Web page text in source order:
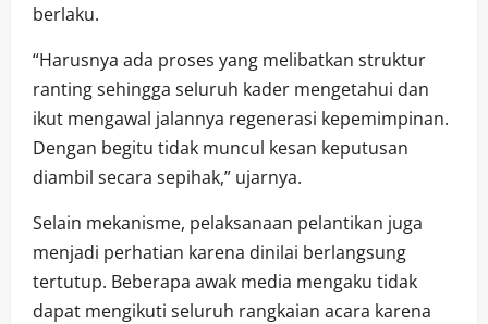
berlaku.
“Harusnya ada proses yang melibatkan struktur
ranting sehingga seluruh kader mengetahui dan
ikut mengawal jalannya regenerasi kepemimpinan.
Dengan begitu tidak muncul kesan keputusan
diambil secara sepihak,” ujarnya.
Selain mekanisme, pelaksanaan pelantikan juga
menjadi perhatian karena dinilai berlangsung
tertutup. Beberapa awak media mengaku tidak
dapat mengikuti seluruh rangkaian acara karena